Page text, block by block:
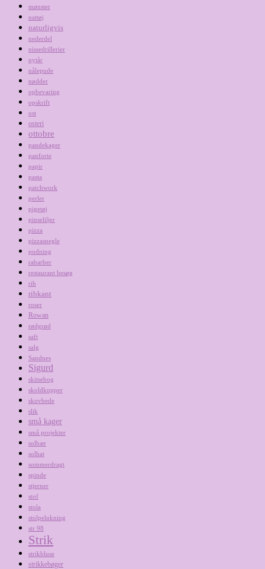
mønster
nattøj
naturligvis
nederdel
nissedrillerier
nytår
nålepude
nødder
opbevaring
opskrift
ost
osteri
ottobre
pandekager
panforte
papir
pasta
patchwork
perler
pigetøj
pinseliljer
pizza
pizzasnegle
podning
rabarber
restaurant besøg
rib
ribkant
roser
Rowan
rødgrød
saft
salg
Sandnes
Sigurd
skitsebog
skoldkopper
skovbede
slik
små kager
små projekter
solbær
solhat
sommerdragt
spinde
stjerner
stof
stola
stolpelukning
str 98
Strik
strikbluse
strikkebøger